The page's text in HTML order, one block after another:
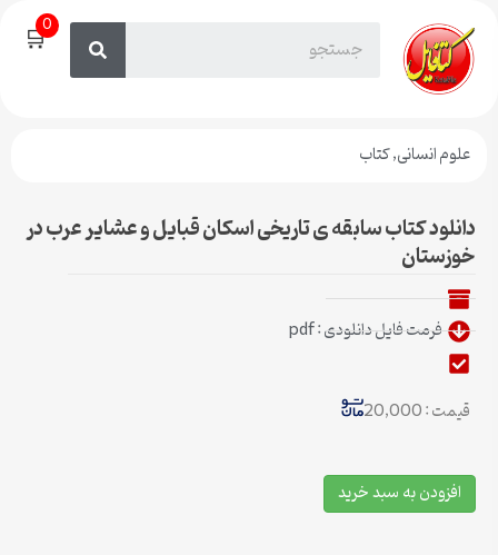
🛒0
علوم انسانی,کتاب
دانلود کتاب سابقه ی تاریخی اسکان قبایل و عشایر عرب در
خوزستان
فرمت فایل دانلودی : pdf
قیمت : 20,000
افزودن به سبد خرید